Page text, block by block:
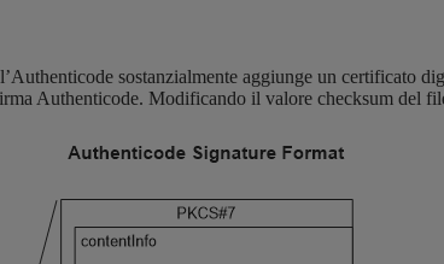
sostanzialmente aggiunge un
Authenticode. Modificando il valore checksum del